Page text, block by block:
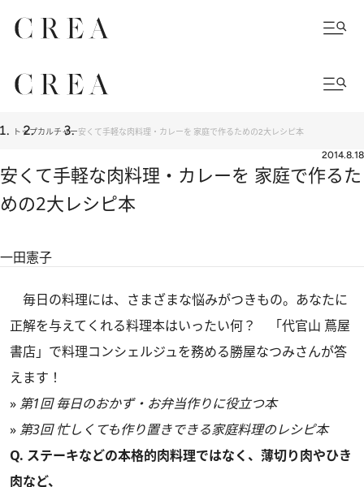
トップカルチャー安くて手軽な肉料理・カレーを 家庭で作るための2大レシピ本
2014.8.18
安くて手軽な肉料理・カレーを 家庭で作るた
めの2大レシピ本
一田憲子
毎日の料理には、さまざまな悩みがつきもの。あなたに
正解を与えてくれる料理本はいったい何？ 「代官山 蔦屋
書店」で料理コンシェルジュを務める勝屋なつみさんが答
えます！
» 第1回 毎日のおかず・お弁当作りに役立つ本
» 第3回 忙しくても作り置きできる家庭料理のレシピ本
Q. ステーキなどの本格的肉料理ではなく、薄切り肉やひき
肉など、